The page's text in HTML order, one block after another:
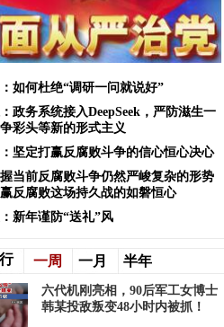
如何杜绝“调研一问就说好”
政务系统接入DeepSeek，严防滋生一
彩头等新的形式主义
坚定打赢反腐败斗争的信心恒心决心
当前反腐败斗争仍然严峻复杂的形势
反腐败这场持久战的如磐恒心
新年谨防“送礼”风
一周 一月 半年
六代机刚亮相，90后军工女博士
韩某投敌叛变48小时内被抓！